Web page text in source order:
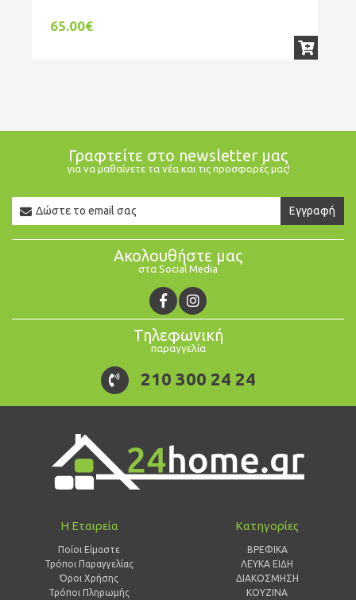
65.00€
Γραφτείτε στο newsletter μας
για να μαθαίνετε τα νέα και τις προσφορές μας!
Newsletter
Email
Εγγραφή
Ακολουθήστε μας
στα Social Media
Τηλεφωνική
παραγγελία
210 300 24 24
Η Εταιρεία
Ποίοι Είμαστε
Τρόποι Παραγγελίας
Όροι Χρήσης
Τρόποι Πληρωμής
Κατηγορίες
ΒΡΕΦΙΚΑ
ΛΕΥΚΑ ΕΙΔΗ
ΔΙΑΚΟΣΜΗΣΗ
ΚΟΥΖΙΝΑ